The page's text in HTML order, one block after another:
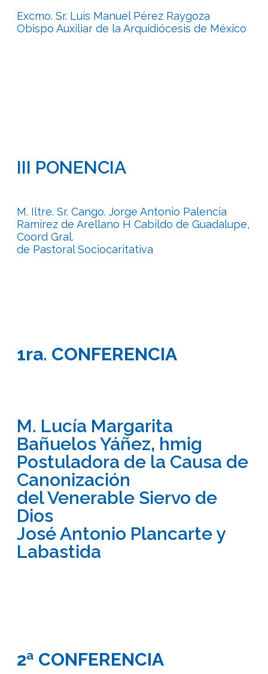
Excmo. Sr. Luis Manuel Pérez Raygoza
Obispo Auxiliar de la Arquidiócesis de México
III PONENCIA
M. Iltre. Sr. Cango. Jorge Antonio Palencia
Ramírez de Arellano H Cabildo de Guadalupe,
Coord Gral.
de Pastoral Sociocaritativa
1ra. CONFERENCIA
M. Lucía Margarita
Bañuelos Yáñez, hmig
Postuladora de la Causa de
Canonización
del Venerable Siervo de
Dios
José Antonio Plancarte y
Labastida
2ª CONFERENCIA